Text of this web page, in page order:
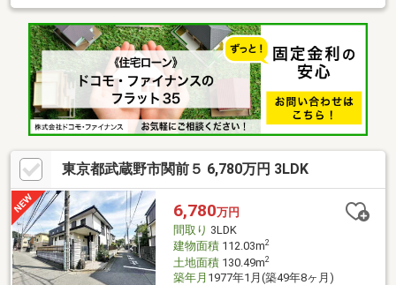
る空間設計。武蔵野市らしい落ち着いた住環境の中で、ゆったり
とした戸建ライフをお楽しみいただけます。■ご案内・物件パン
フレットのご請求はお気軽にどうぞ※お電話の場合：TEL:0120-00-
5747(通話無料) ※メールの場合：【資料請求】又は【見学予約】
ボタンをクリックでお問い合わせください。■～東宝ハウス【フ
リーダイヤル:0120-00-5747】～
東京都武蔵野市関前５ 6,780万円 3LDK
6,780万円
間取り 3LDK
建物面積112.03m2
土地面積130.49m2
築年月 1977年1月(築49年8ヶ月)